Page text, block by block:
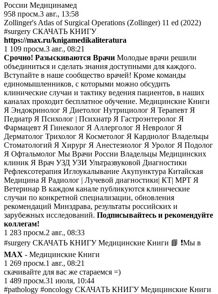
России Медицинамед
958 просм.3 авг., 13:58
Zollinger's Atlas of Surgical Operations (Zollinger) 11 ed (2022)
#surgery СКАЧАТЬ КНИГУ
https://max.ru/knigamedikaliteratura
1 109 просм.3 авг., 08:21
Срочно! Разыскиваются Врачи Молодые врачи решили
объединиться и сделать знания доступными для каждого.
Вступайте в наше сообщество врачей! Кроме команды
единомышленников, с которыми можно обсудить
клинические случаи и тактику ведения пациентов, в наших
каналах проходит бесплатное обучение. Медицинские Книги
Я Эндокринолог Я Диетолог Нутрициолог Я Терапевт Я
Педиатр Я Психолог | Психиатр Я Гастроэнтеролог Я
Фармацевт Я Гинеколог Я Аллерголог Я Невролог Я
Дерматолог Трихолог Я Косметолог Я Кардиолог Владельцы
Стоматологий Я Хирург Я Анестезиолог Я Уролог Я Подолог
Я Офтальмолог Мы Врачи России Владельцы Медицинских
клиник Я Врач УЗД УЗИ Ультразвуковой Диагностики
Рефлексотерапия Иглоукалывание Акупунктура Китайская
Медицина Я Радиолог | Лучевой диагностики| КТ| МРТ Я
Ветеринар В каждом канале публикуются клинические
случаи по конкретной специализации, обновления
рекомендаций Минздрава, результаты российских и
зарубежных исследований. Подписывайтесь и рекомендуйте
коллегам!
1 283 просм.2 авг., 08:33
#surgery СКАЧАТЬ КНИГУ Медицинские Книги 📘 ❗️Мы в
MAX - Медицинские Книги
1 269 просм.1 авг., 08:21
скачивайте для вас же стараемся =)
1 489 просм.31 июля, 10:44
#pathology #oncology СКАЧАТЬ КНИГУ Медицинские Книги